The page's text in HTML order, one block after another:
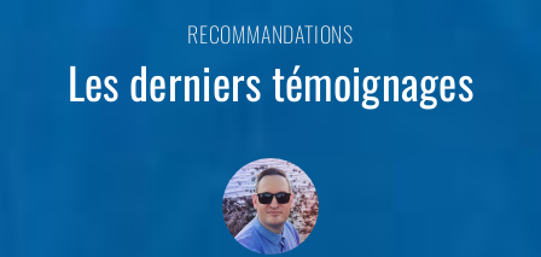
RECOMMANDATIONS
Les derniers témoignages